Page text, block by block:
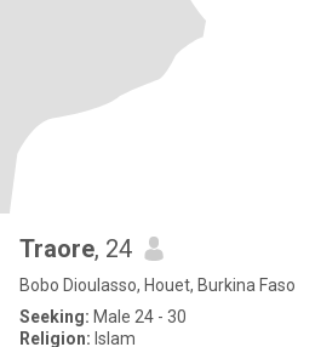
Traore, 24
Bobo Dioulasso, Houet, Burkina Faso
Seeking: Male 24 - 30
Religion: Islam